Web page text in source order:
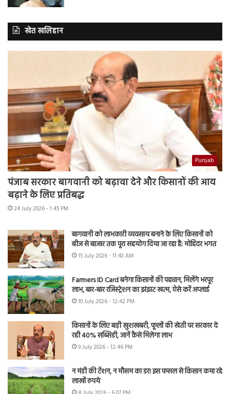
खेत खलिहान
Punjab
पंजाब सरकार बागवानी को बढ़ावा देने और किसानों की आय
बढ़ाने के लिए प्रतिबद्ध
24 July 2026 - 1:45 PM
बागवानी को लाभकारी व्यवसाय बनाने के लिए किसानों को
बीज से बाजार तक पूरा सहयोग दिया जा रहा है: मोहिंदर भगत
15 July 2026 - 11:43 AM
Farmers ID Card बनेगा किसानों की पहचान, मिलेंगे भरपूर
लाभ, बार-बार रजिस्ट्रेशन का झंझट खत्म, ऐसे करें अप्लाई
10 July 2026 - 12:42 PM
किसानों के लिए बड़ी खुशखबरी, फूलों की खेती पर सरकार दे
रही 40% सब्सिडी, जानें कैसे मिलेगा लाभ
9 July 2026 - 12:46 PM
न मंडी की टेंशन, न मौसम का डर! इस फसल से किसान कमा रहे
लाखों रुपये